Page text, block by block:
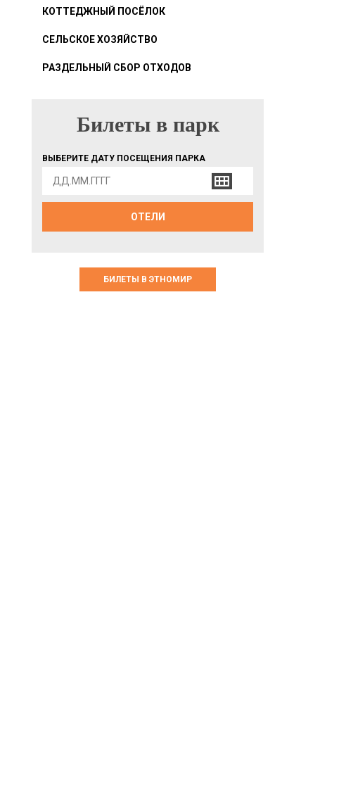
КОТТЕДЖНЫЙ ПОСЁЛОК
СЕЛЬСКОЕ ХОЗЯЙСТВО
РАЗДЕЛЬНЫЙ СБОР ОТХОДОВ
БИЛЕТЫ В ПАРК
Билеты в парк
ВЫБЕРИТЕ ДАТУ ПОСЕЩЕНИЯ ПАРКА
ОТЕЛИ
БИЛЕТЫ В ЭТНОМИР